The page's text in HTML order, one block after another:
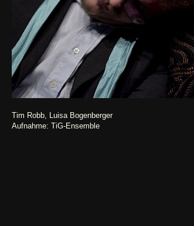
Tim Robb, Luisa Bogenberger
Aufnahme: TiG-Ensemble